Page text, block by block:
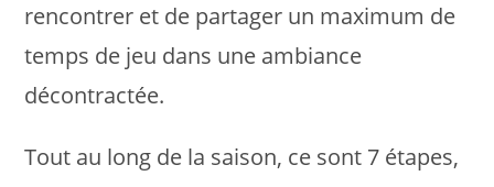
rencontrer et de partager un maximum de
temps de jeu dans une ambiance
décontractée.
Tout au long de la saison, ce sont 7 étapes,